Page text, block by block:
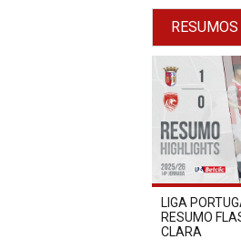
RESUMOS
LIGA
RESUMO
CLARA